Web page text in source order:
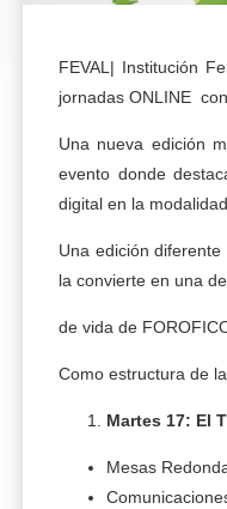
FEVAL| Institución
jornadas ONLINE
Una nueva edición
evento donde
digital en la
Una edición
la convierte en una
de vida de
Como estructura de
Martes 17: El
Mesas